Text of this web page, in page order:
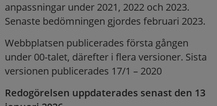
anpassningar under 2021, 2022 och 2023.
Senaste bedömningen gjordes februari 2023.
Webbplatsen publicerades första gången
under 00-talet, därefter i flera versioner. Sista
versionen publicerades 17/1 – 2020
Redogörelsen uppdaterades senast den 13